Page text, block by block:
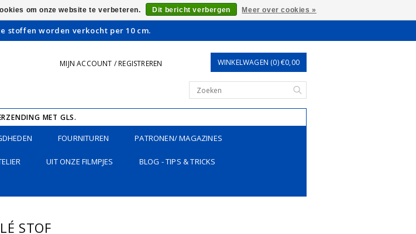
stoffen worden verkocht per 10 cm.
MIJN ACCOUNT / REGISTREREN WINKELWAGEN (0) €0,00
MET GLS.
FOURNITUREN PATRONEN/ MAGAZINES
UIT ONZE FILMPJES BLOG - TIPS & TRICKS
STOF
om onze website te verbeteren. Dit bericht verbergen Meer over cookies »